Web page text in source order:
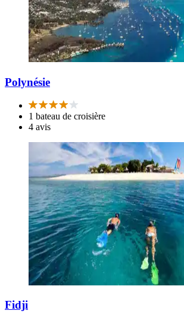
Polynésie
1 bateau de croisière
4 avis
Fidji